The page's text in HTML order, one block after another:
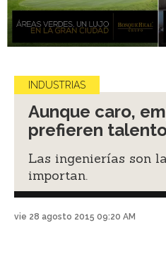
INDUSTRIAS
Aunque caro,
prefieren
Las ingenierías son
importan.
vie 28 agosto 2015 09:20 AM